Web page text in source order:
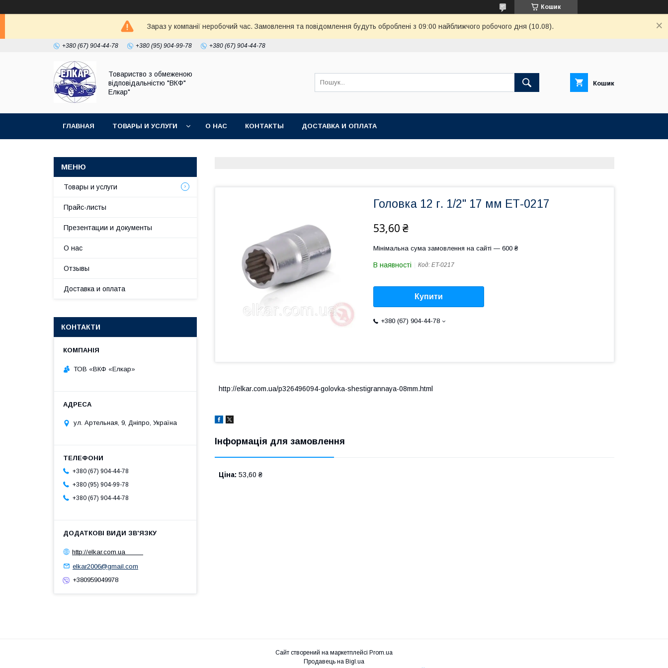
Кошик
Зараз у компанії неробочий час. Замовлення та повідомлення будуть оброблені з 09:00 найближчого робочого дня (10.08).
+380 (67) 904-44-78 +380 (95) 904-99-78 +380 (67) 904-44-78
Товариство з обмеженою
відповідальністю "ВКФ"
Елкар"
Кошик
ГЛАВНАЯ ТОВАРЫ И УСЛУГИ О НАС КОНТАКТЫ ДОСТАВКА И ОПЛАТА
Головка 12 г. 1/2" 17 мм ЕТ-0217
53,60 ₴
Мінімальна сума замовлення на сайті — 600 ₴
В наявності Код: ET-0217
Купити
+380 (67) 904-44-78
http://elkar.com.ua/p326496094-golovka-shestigrannaya-08mm.html
Інформація для замовлення
Ціна: 53,60 ₴
Товары и услуги
Прайс-листы
Презентации и документы
О нас
Отзывы
Доставка и оплата
КОНТАКТИ
ТОВ «ВКФ «Елкар»
ул. Артельная, 9, Дніпро, Україна
+380 (67) 904-44-78
+380 (95) 904-99-78
+380 (67) 904-44-78
http://elkar.com.ua
elkar2006@gmail.com
+380959049978
Сайт створений на маркетплейсі Prom.ua
Продавець на Bigl.ua